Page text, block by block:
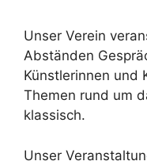
Unser Verein
Abständen
Künstlerinnen und
Themen rund um
klassisch.
Unser